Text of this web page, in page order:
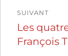
SUIVANT
Publication
suivante :
Les
François